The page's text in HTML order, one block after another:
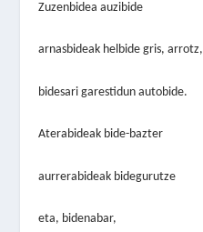
Zuzenbidea auzibide
arnasbideak helbide gris, arrotz,
bidesari garestidun autobide.
Aterabideak bide-bazter
aurrerabideak bidegurutze
eta, bidenabar,